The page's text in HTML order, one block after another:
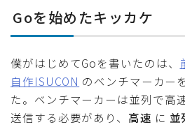
Goを始めたキッカケ
僕がはじめてGoを書いたのは、
自作ISUCON のベンチマーカー
た。ベンチマーカーは並列で高
送信する必要があり、 高速 に 並